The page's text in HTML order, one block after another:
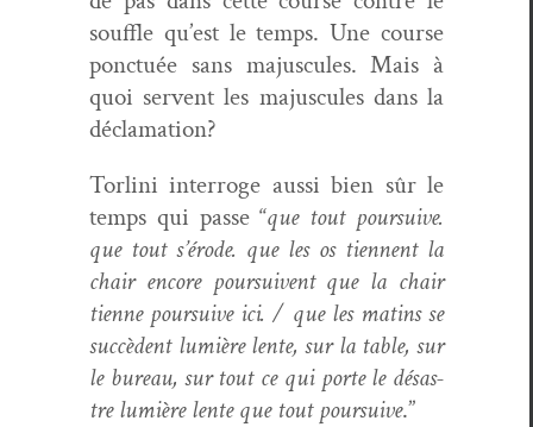
souf­fle qu’est le temps. Une course
ponc­tuée sans majus­cules. Mais à
quoi ser­vent les majus­cules dans la
déclamation?
Tor­li­ni inter­roge aus­si bien sûr le
temps qui passe “que tout pour­suive.
que tout s’érode. que les os tien­nent la
chair encore pour­suiv­ent que la chair
tienne pour­suive ici. / que les matins se
suc­cè­dent lumière lente, sur la table, sur
le bureau, sur tout ce qui porte le désas­
tre lumière lente que tout pour­suive.”